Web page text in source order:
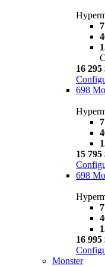
16 295
698
15 795
698
16 995
Monster